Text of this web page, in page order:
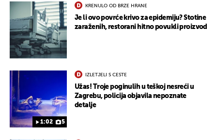
KRENULO OD BRZE HRANE
Je li ovo povrće krivo za epidemiju? Stotine
zaraženih, restorani hitno povukli proizvod
1:02 5
IZLETJELI S CESTE
Užas! Troje poginulih u teškoj nesreći u
Zagrebu, policija objavila nepoznate
detalje